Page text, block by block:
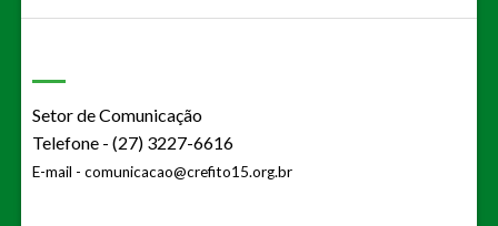
Setor de Comunicação
Telefone - (27) 3227-6616
E-mail - comunicacao@crefito15.org.br